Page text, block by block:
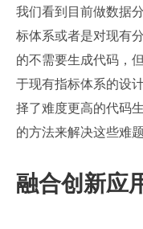
我们看到目前做数据
标体系或者是对现有
的不需要生成代码，
于现有指标体系的设
择了难度更高的代码
的方法来解决这些难题
融合创新应